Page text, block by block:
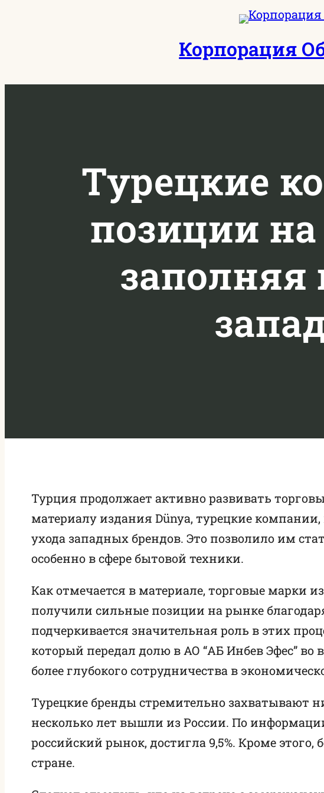
Корпорация
Турецкие
позиции
заполняя
Турция продолжает активно развивать
материалу издания Dünya, турецкие
ухода западных брендов. Это позволило им
особенно в сфере бытовой техники.
Как отмечается в материале, торговые марки
получили сильные позиции на рынке
подчеркивается значительная роль в этих
который передал долю в АО “АБ Инбев Эфес”
более глубокого сотрудничества в
Турецкие бренды стремительно
несколько лет вышли из России. По
российский рынок, достигла 9,5%. Кроме
стране.